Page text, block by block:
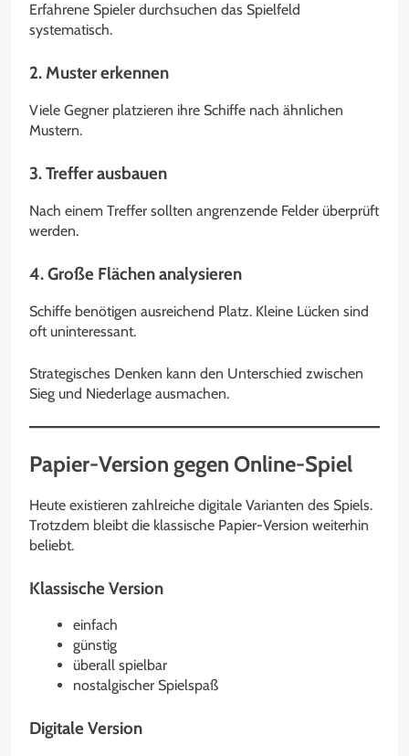
Erfahrene Spieler durchsuchen das Spielfeld
systematisch.
2. Muster erkennen
Viele Gegner platzieren ihre Schiffe nach ähnlichen
Mustern.
3. Treffer ausbauen
Nach einem Treffer sollten angrenzende Felder überprüft
werden.
4. Große Flächen analysieren
Schiffe benötigen ausreichend Platz. Kleine Lücken sind
oft uninteressant.
Strategisches Denken kann den Unterschied zwischen
Sieg und Niederlage ausmachen.
Papier-Version gegen Online-Spiel
Heute existieren zahlreiche digitale Varianten des Spiels.
Trotzdem bleibt die klassische Papier-Version weiterhin
beliebt.
Klassische Version
einfach
günstig
überall spielbar
nostalgischer Spielspaß
Digitale Version